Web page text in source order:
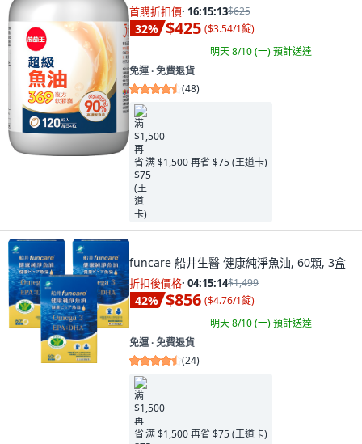
首購折扣價· 16:15:11$625
32% $425 ($3.54/1錠)
明天 8/10 (一)預計送達
免運 ∙ 免費退貨
(48)
满 $1,500 再省 $75 (王道卡)
funcare 船井生醫 健康純淨魚油, 60顆, 3盒
折扣後價格· 04:15:12$1,499
42% $856 ($4.76/1錠)
明天 8/10 (一)預計送達
免運 ∙ 免費退貨
(24)
满 $1,500 再省 $75 (王道卡)